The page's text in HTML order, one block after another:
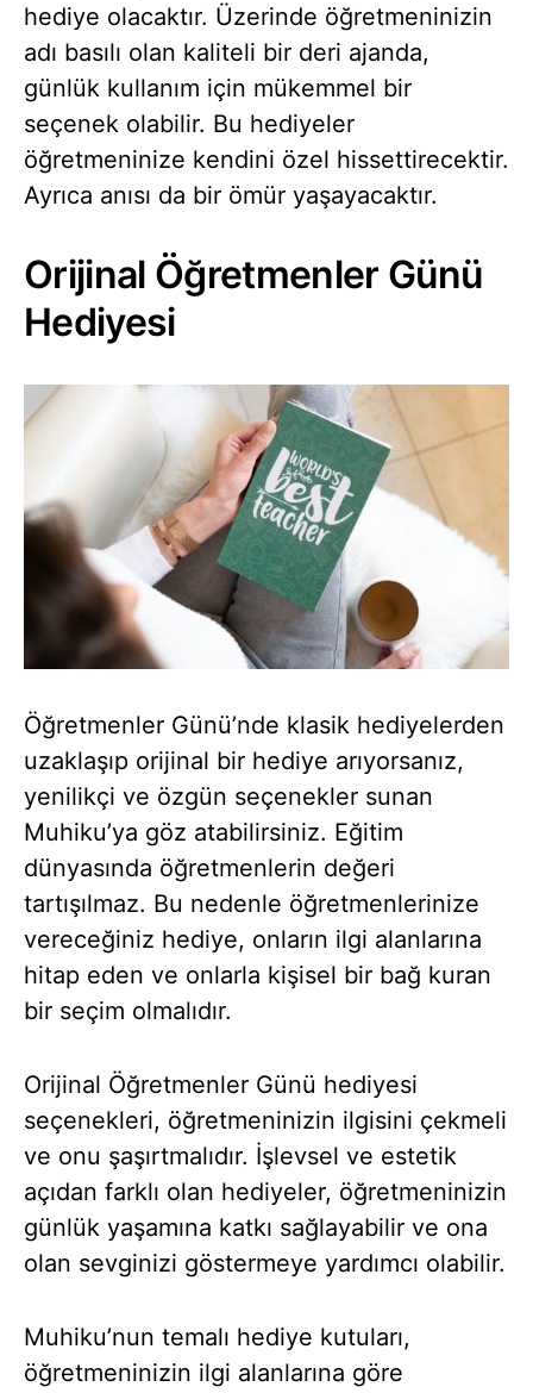
hediye olacaktır. Üzerinde öğretmeninizin
adı basılı olan kaliteli bir deri ajanda,
günlük kullanım için mükemmel bir
seçenek olabilir. Bu hediyeler
öğretmeninize kendini özel hissettirecektir.
Ayrıca anısı da bir ömür yaşayacaktır.
Orijinal Öğretmenler Günü
Hediyesi
Öğretmenler Günü’nde klasik hediyelerden
uzaklaşıp orijinal bir hediye arıyorsanız,
yenilikçi ve özgün seçenekler sunan
Muhiku’ya göz atabilirsiniz. Eğitim
dünyasında öğretmenlerin değeri
tartışılmaz. Bu nedenle öğretmenlerinize
vereceğiniz hediye, onların ilgi alanlarına
hitap eden ve onlarla kişisel bir bağ kuran
bir seçim olmalıdır.
Orijinal Öğretmenler Günü hediyesi
seçenekleri, öğretmeninizin ilgisini çekmeli
ve onu şaşırtmalıdır. İşlevsel ve estetik
açıdan farklı olan hediyeler, öğretmeninizin
günlük yaşamına katkı sağlayabilir ve ona
olan sevginizi göstermeye yardımcı olabilir.
Muhiku’nun temalı hediye kutuları,
öğretmeninizin ilgi alanlarına göre